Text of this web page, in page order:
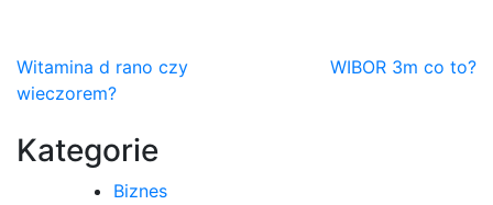
Nawigacja
wpisu
Witamina d rano czy
wieczorem?
WIBOR 3m co to?
Kategorie
Biznes